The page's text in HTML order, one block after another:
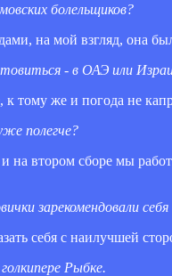
болельщиков?
на мой взгляд, она
- в ОАЭ или
тому же и погода не
полегче?
на втором сборе мы
зарекомендовали
себя с наилучшей
Рыбке.